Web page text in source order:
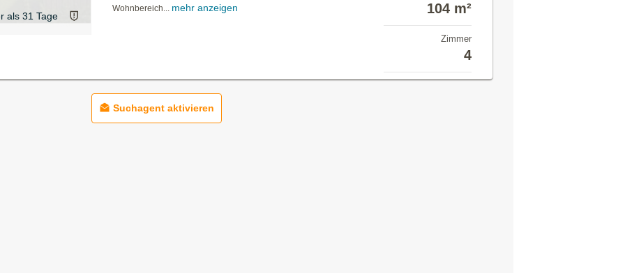
als 31 Tage
Wohnbereich... mehr anzeigen 104 m²
Zimmer
4
Suchagent aktivieren